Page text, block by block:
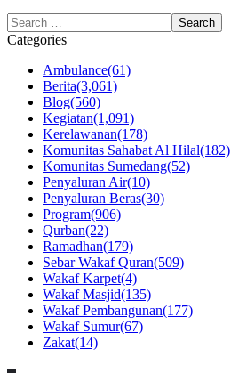
Categories
Ambulance(61)
Berita(3,061)
Blog(560)
Kegiatan(1,091)
Kerelawanan(178)
Komunitas Sahabat Al Hilal(182)
Komunitas Sumedang(52)
Penyaluran Air(10)
Penyaluran Beras(30)
Program(906)
Qurban(22)
Ramadhan(179)
Sebar Wakaf Quran(509)
Wakaf Karpet(4)
Wakaf Masjid(135)
Wakaf Pembangunan(177)
Wakaf Sumur(67)
Zakat(14)